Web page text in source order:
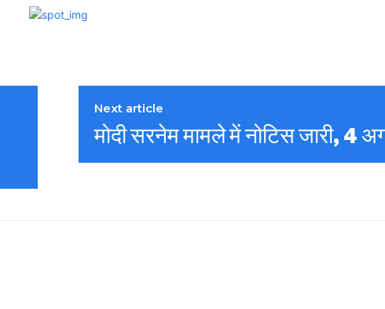
Next article
मोदी सरनेम मामले में नोटिस जारी, 4